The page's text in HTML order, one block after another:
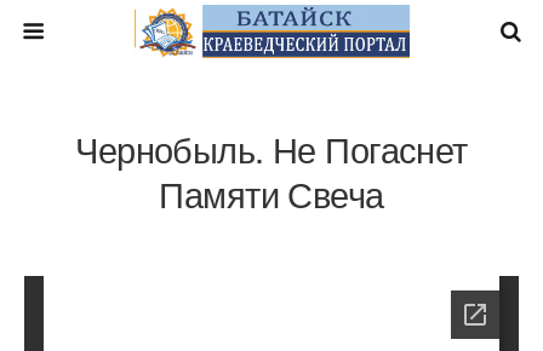
Чернобыль. Не Погаснет
Памяти Свеча